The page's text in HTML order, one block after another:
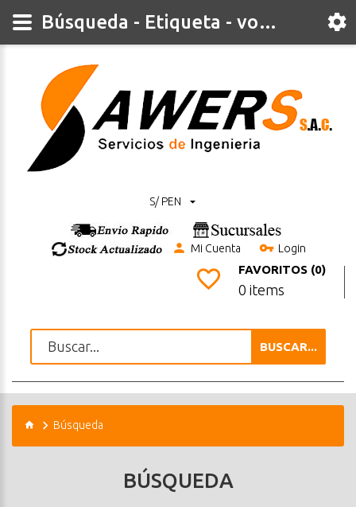
S/ PEN
Mi Cuenta Login
FAVORITOS (0)
0 items
BUSCAR...
Búsqueda
BÚSQUEDA
Búsqueda - Etiqueta - voltimetro